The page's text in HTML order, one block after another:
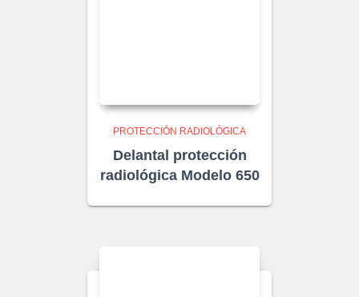
PROTECCIÓN RADIOLÓGICA
Delantal protección
radiológica Modelo 650